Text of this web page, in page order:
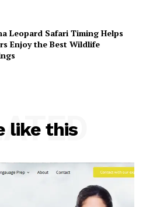
Leopard Safari Timing Helps
Enjoy the Best Wildlife
like this